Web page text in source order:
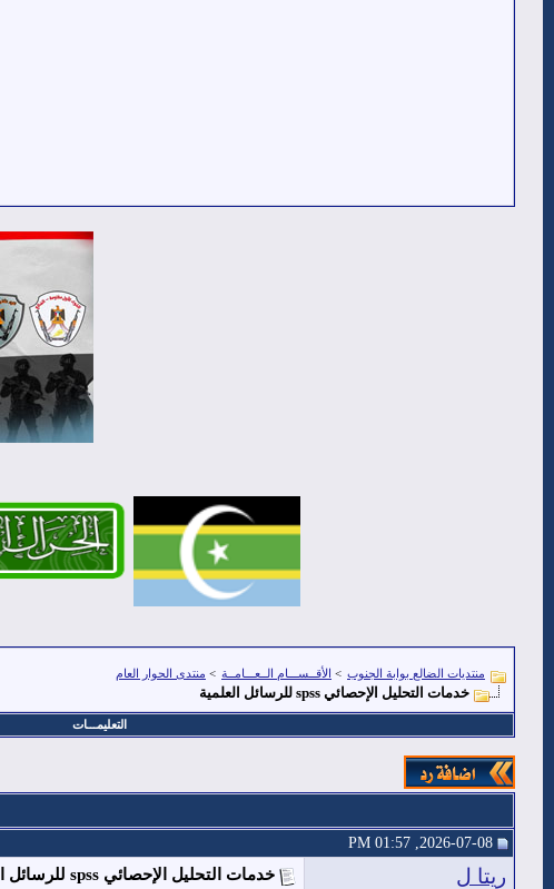
منتديات الضالع بوابة الجنوب > الأقــســـام الــعـــامــة > منتدى الحوار العام
خدمات التحليل الإحصائي spss للرسائل العلمية
التعليمـــات
ريتا ل خدمات التحليل الإحصائي spss للرسائل العلمية